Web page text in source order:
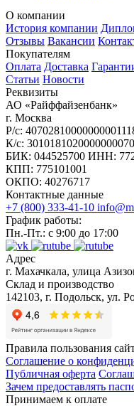
О компании
История компании
Отзывы Вакансии
Покупателям
Оплата Доставка
Статьи Новости
Реквизиты
АО «Райффайзенбанк»
г. Москва
Р/с:
К/с:
БИК: 044525700 ИНН:
КПП: 775101001
ОКПО: 40276717
Контактные данные
+7 (800) 333-41-10
График работы:
Пн.-Пт.: с 9:00 до 17:00
Адрес
г. Махачкала, улица
Склад и производство
142103, г. Подольск, ул.
Правила пользования
Соглашение о
Публичная оферта
Зачем предоставлять
Принимаем к оплате